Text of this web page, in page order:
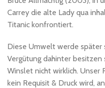
Carrey die alte Lady qua
Titanic konfrontiert.
Diese Umwelt werde später
Vergütung dahinter besitzen
Winslet nicht wirklich. Unser
kein Requisit & Druck wird,